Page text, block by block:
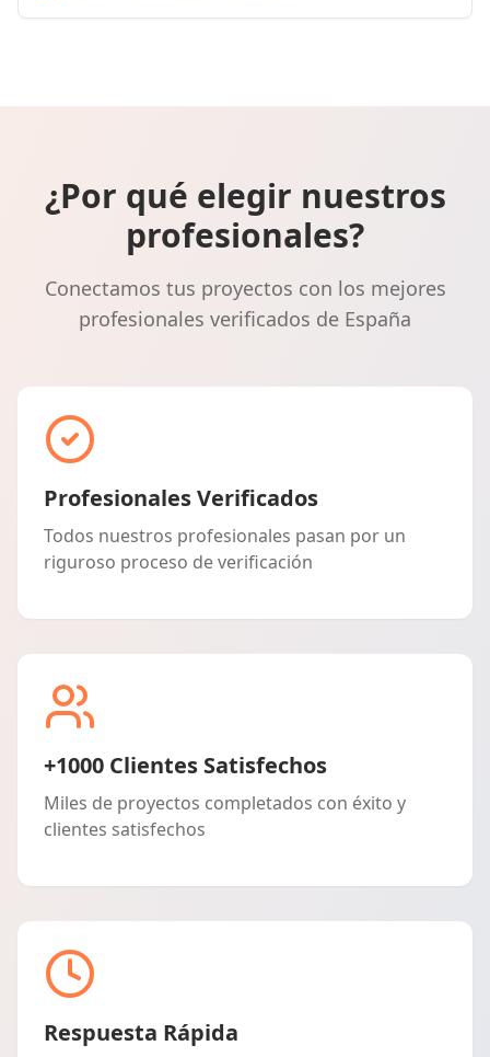
¿Por qué elegir nuestros
profesionales?
Conectamos tus proyectos con los mejores
profesionales verificados de España
Profesionales Verificados
Todos nuestros profesionales pasan por un
riguroso proceso de verificación
+1000 Clientes Satisfechos
Miles de proyectos completados con éxito y
clientes satisfechos
Respuesta Rápida